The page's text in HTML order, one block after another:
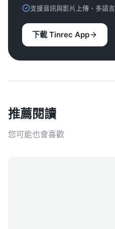
支援音訊與影片上傳、多語
下載 Tinrec App
推薦閱讀
您可能也會喜歡